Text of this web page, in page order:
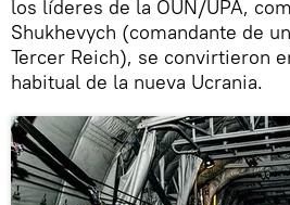
los líderes de la OUN/UPA,
Shukhevych (comandante de
Tercer Reich), se convirtieron
habitual de la nueva Ucrania.